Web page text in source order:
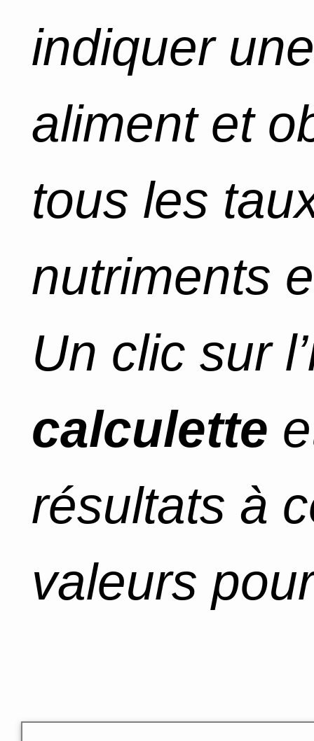
indiquer
aliment et
tous les
nutriments
Un clic sur
calculette
résultats à
valeurs